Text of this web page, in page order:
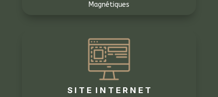
Magnétiques
S I T E I N T E R N E T